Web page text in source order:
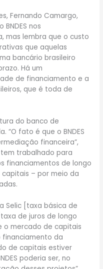
Fernando Camargo,
nos
mas lembra que o custo
que aquelas
bancário brasileiro
Há um
de financiamento e a
que é toda de
do banco de
“O fato é que o BNDES
financeira”,
trabalhado para
financiamentos de longo
– por meio da
Selic [taxa básica de
de juros de longo
o mercado de capitais
da
de capitais estiver
poderia ser, no